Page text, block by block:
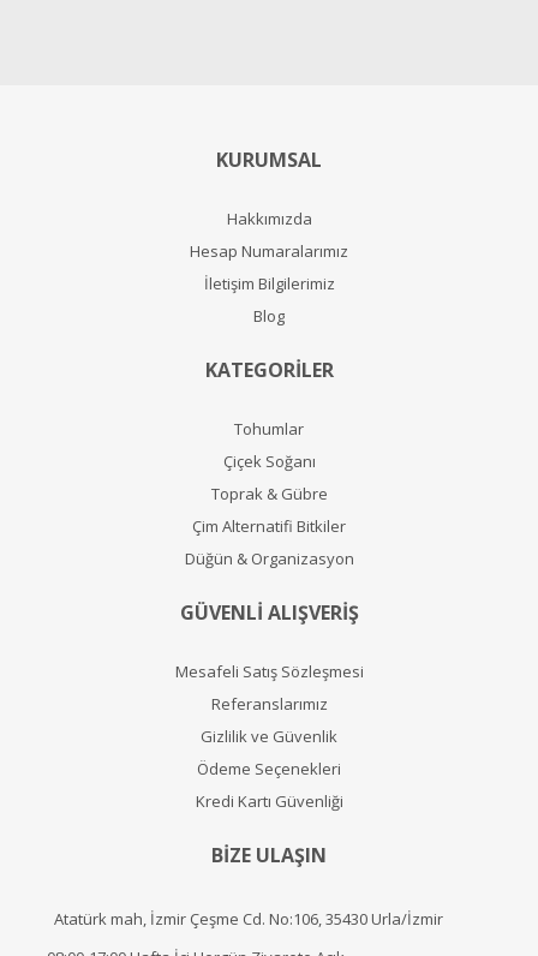
KURUMSAL
Hakkımızda
Hesap Numaralarımız
İletişim Bilgilerimiz
Blog
KATEGORİLER
Tohumlar
Çiçek Soğanı
Toprak & Gübre
Çim Alternatifi Bitkiler
Düğün & Organizasyon
GÜVENLİ ALIŞVERİŞ
Mesafeli Satış Sözleşmesi
Referanslarımız
Gizlilik ve Güvenlik
Ödeme Seçenekleri
Kredi Kartı Güvenliği
BİZE ULAŞIN
Atatürk mah, İzmir Çeşme Cd. No:106, 35430 Urla/İzmir